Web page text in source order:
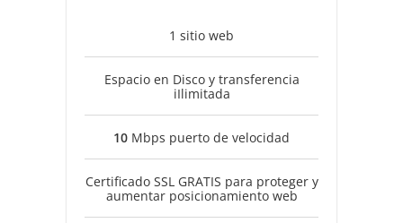
1 sitio web
Espacio en Disco y transferencia
iIlimitada
10 Mbps puerto de velocidad
Certificado SSL GRATIS para proteger y
aumentar posicionamiento web